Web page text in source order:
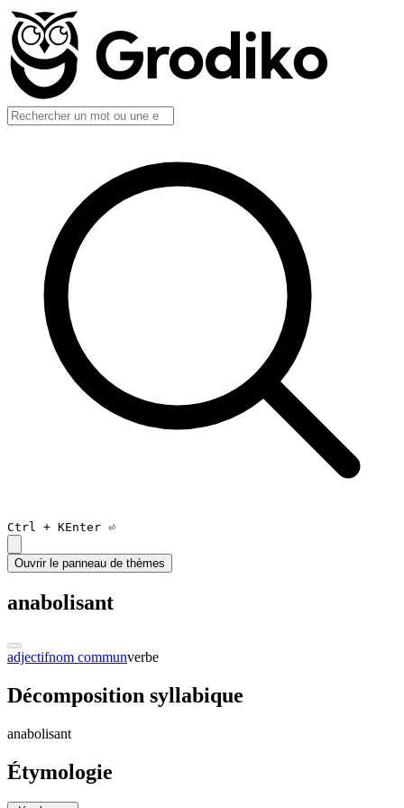
Ctrl + KEnter ⏎
Ouvrir le panneau de thèmes
anabolisant
adjectifnom communverbe
Décomposition syllabique
anabolisant
Étymologie